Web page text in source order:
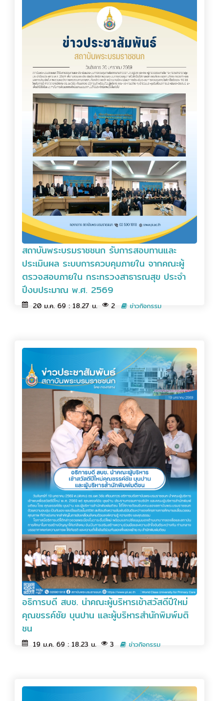
สถาบันพระบรมราชชนก รับการสอบทานและ
ประเมินผล ระบบการควบคุมภายใน จากคณะผู้
ตรวจสอบภายใน กระทรวงสาธารณสุข ประจำ
ปีงบประมาณ พ.ศ. 2569
20 ม.ค. 69 : 18.27 น. 2 ข่าวกิจกรรม
อธิการบดี สบช. นำคณะผู้บริหารเข้าสวัสดีปีใหม่
คุณขรรค์ชัย บุนปาน และผู้บริหารสำนักพิมพ์มติ
ชน
19 ม.ค. 69 : 18.23 น. 3 ข่าวกิจกรรม